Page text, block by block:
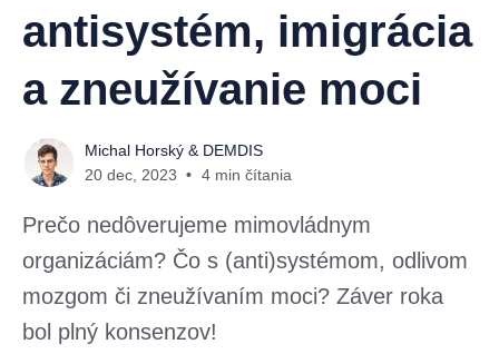
antisystém, imigrácia
a zneužívanie moci
Michal Horský & DEMDIS
20 dec, 2023
4 min čítania
Prečo nedôverujeme mimovládnym
organizáciám? Čo s (anti)systémom, odlivom
mozgom či zneužívaním moci? Záver roka
bol plný konsenzov!